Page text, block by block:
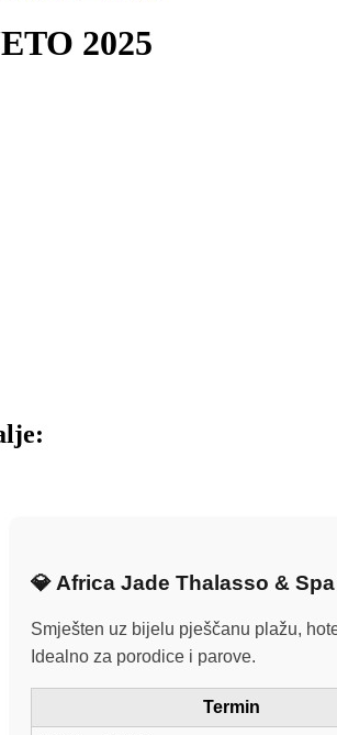
2025
💎 Africa Jade Thalasso &
Smješten uz bijelu pješčanu plažu,
Idealno za porodice i parove.
Termin